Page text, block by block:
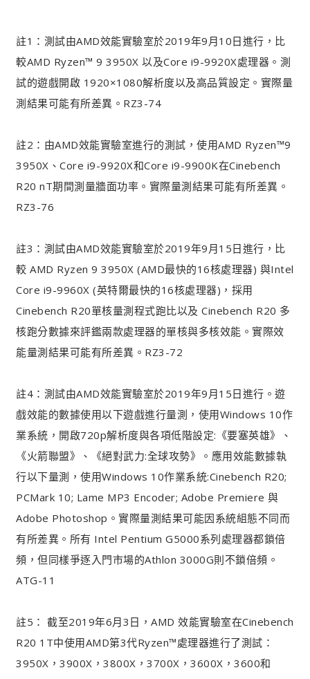
註1：測試由AMD效能實驗室於2019年9月10日進行，比
較AMD Ryzen™ 9 3950X 以及Core i9-9920X處理器。測
試的遊戲開啟 1920×1080解析度以及高品質設定。實際量
測結果可能有所差異。RZ3-74
註2：由AMD效能實驗室進行的測試，使用AMD Ryzen™9
3950X、Core i9-9920X和Core i9-9900K在Cinebench
R20 nT期間測量牆面功率。實際量測結果可能有所差異。
RZ3-76
註3：測試由AMD效能實驗室於2019年9月15日進行，比
較 AMD Ryzen 9 3950X (AMD最快的16核處理器) 與Intel
Core i9-9960X (英特爾最快的16核處理器)，採用
Cinebench R20單核量測程式跑比以及 Cinebench R20 多
核跑分數據來評鑑兩款處理器的單核與多核效能。實際效
能量測結果可能有所差異。RZ3-72
註4：測試由AMD效能實驗室於2019年9月15日進行。遊
戲效能的數據使用以下遊戲進行量測，使用Windows 10作
業系統，開啟720p解析度與各項低階設定:《要塞英雄》、
《火箭聯盟》、《絕對武力:全球攻勢》。應用效能數據執
行以下量測，使用Windows 10作業系統:Cinebench R20;
PCMark 10; Lame MP3 Encoder; Adobe Premiere 與
Adobe Photoshop。實際量測結果可能因系統組態不同而
有所差異。所有 Intel Pentium G5000系列處理器都鎖倍
頻，但同樣爭逐入門市場的Athlon 3000G則不鎖倍頻。
ATG-11
註5： 截至2019年6月3日，AMD 效能實驗室在Cinebench
R20 1T中使用AMD第3代Ryzen™處理器進行了測試：
3950X，3900X，3800X，3700X，3600X，3600和